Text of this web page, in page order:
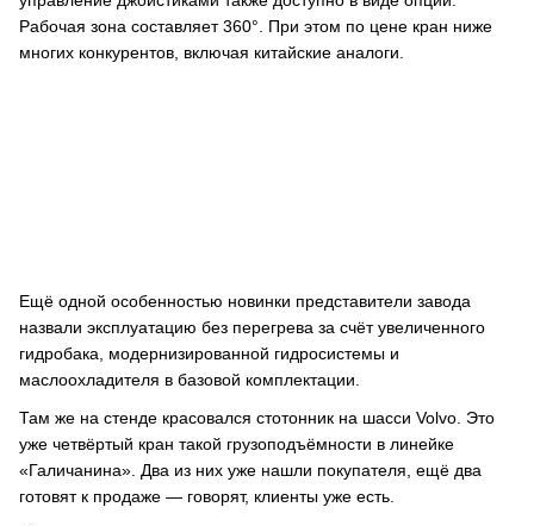
Рабочая зона составляет 360°. При этом по цене кран ниже
многих конкурентов, включая китайские аналоги.
Ещё одной особенностью новинки представители завода
назвали эксплуатацию без перегрева за счёт увеличенного
гидробака, модернизированной гидросистемы и
маслоохладителя в базовой комплектации.
Там же на стенде красовался стотонник на шасси Volvo. Это
уже четвёртый кран такой грузоподъёмности в линейке
«Галичанина». Два из них уже нашли покупателя, ещё два
готовят к продаже — говорят, клиенты уже есть.